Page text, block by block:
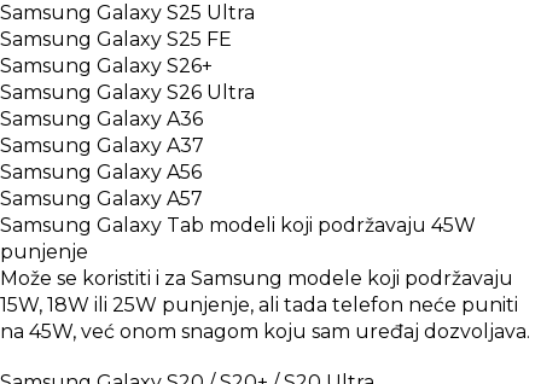
Samsung Galaxy S25 Ultra
Samsung Galaxy S25 FE
Samsung Galaxy S26+
Samsung Galaxy S26 Ultra
Samsung Galaxy A36
Samsung Galaxy A37
Samsung Galaxy A56
Samsung Galaxy A57
Samsung Galaxy Tab modeli koji podržavaju 45W
punjenje
Može se koristiti i za Samsung modele koji podržavaju
15W, 18W ili 25W punjenje, ali tada telefon neće puniti
na 45W, već onom snagom koju sam uređaj dozvoljava.